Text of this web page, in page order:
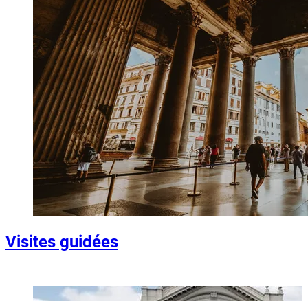
Visites guidées